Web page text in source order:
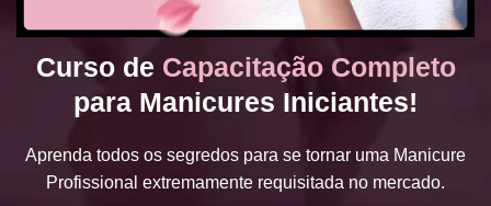
Curso de Capacitação Completo
para Manicures Iniciantes!
Aprenda todos os segredos para se tornar uma Manicure
Profissional extremamente requisitada no mercado.